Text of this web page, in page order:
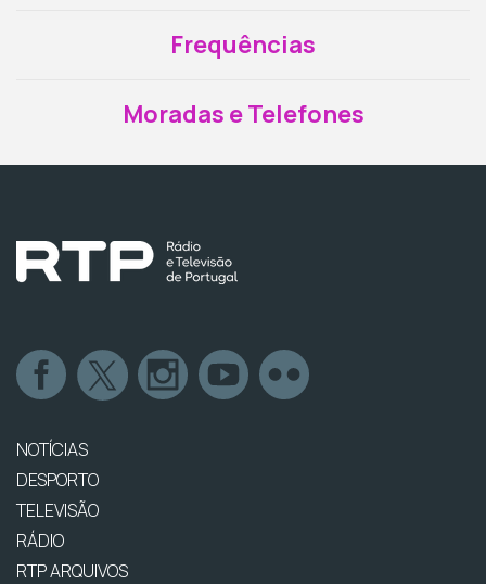
Frequências
Moradas e Telefones
NOTÍCIAS
DESPORTO
TELEVISÃO
RÁDIO
RTP ARQUIVOS